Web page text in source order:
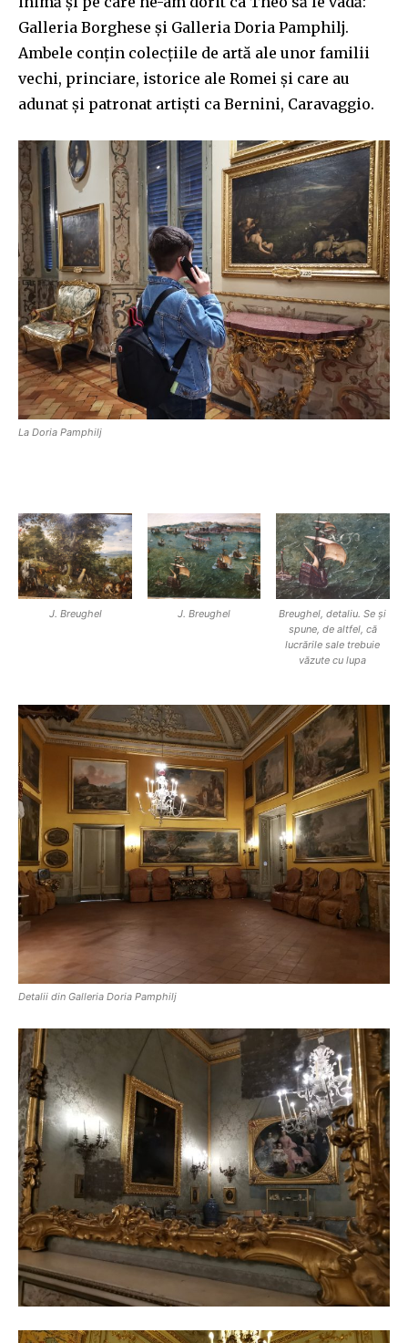
Galleria Borghese și Galleria Doria Pamphilj.
Ambele conțin colecțiile de artă ale unor familii
vechi, princiare, istorice ale Romei și care au
adunat și patronat artiști ca Bernini, Caravaggio.
La Doria Pamphilj
J. Breughel J. Breughel
Breughel, detaliu. Se și
spune, de altfel, că
lucrările sale trebuie
văzute cu lupa
Detalii din Galleria Doria Pamphilj